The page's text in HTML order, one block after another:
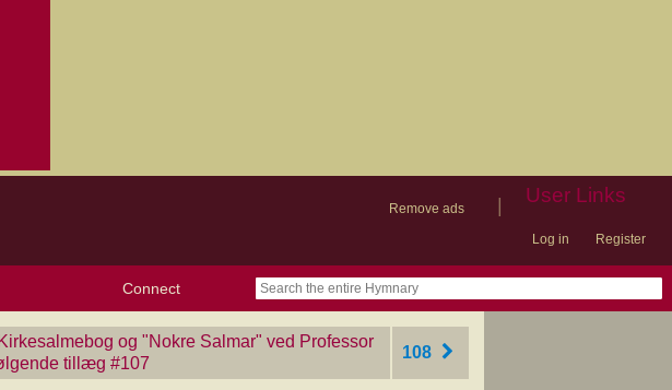
Remove ads
User Links
Log in Register
Connect
Blog
Forums
Volunteer
Facebook
X (Twitter)
og "Nokre Salmar" ved Professor
tillæg ‎#107
108